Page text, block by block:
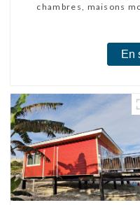
chambres, maisons
En